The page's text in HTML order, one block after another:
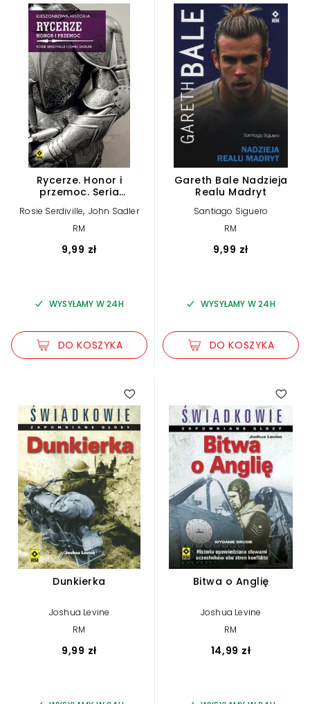
Rycerze. Honor i
przemoc. Seria
Rosie Serdiville, John Sadler
RM
9,99 zł
WYSYŁAMY W 24H
DO KOSZYKA
Gareth Bale Nadzieja
Realu Madryt
Santiago Siguero
RM
9,99 zł
WYSYŁAMY W 24H
DO KOSZYKA
Dunkierka
Joshua Levine
RM
9,99 zł
Bitwa o Anglię
Joshua Levine
RM
14,99 zł